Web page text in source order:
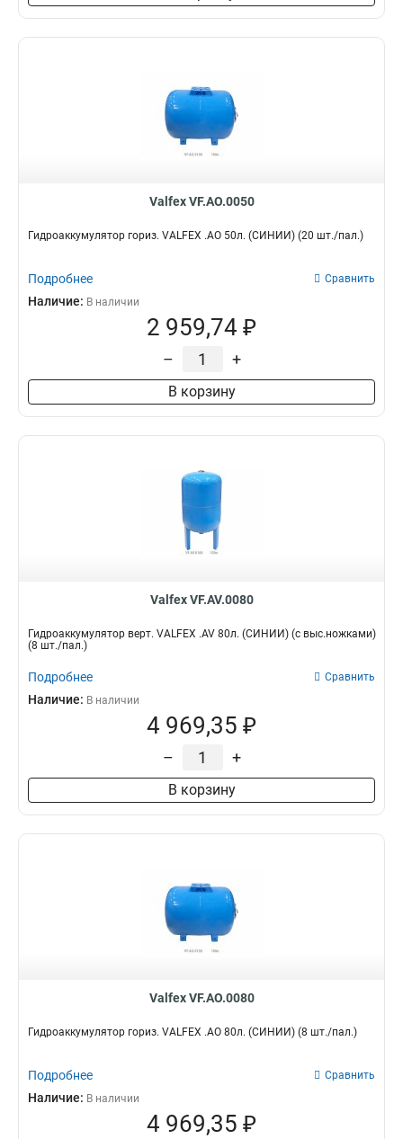
Valfex VF.AO.0050
Гидроаккумулятор гориз. VALFEX .AO 50л. (СИНИЙ) (20 шт./пал.)
Подробнее Сравнить
Наличие: В наличии
2 959,74 ₽
– +
В корзину
Valfex VF.AV.0080
Гидроаккумулятор верт. VALFEX .AV 80л. (СИНИЙ) (с выс.ножками)
(8 шт./пал.)
Подробнее Сравнить
Наличие: В наличии
4 969,35 ₽
– +
В корзину
Valfex VF.AO.0080
Гидроаккумулятор гориз. VALFEX .AO 80л. (СИНИЙ) (8 шт./пал.)
Подробнее Сравнить
Наличие: В наличии
4 969,35 ₽